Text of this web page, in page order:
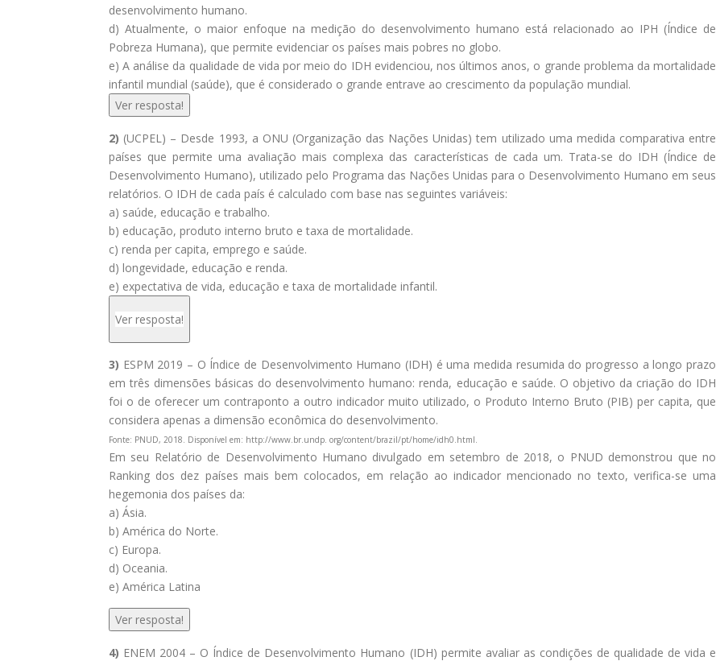
desenvolvimento humano.
d) Atualmente, o maior enfoque na medição do desenvolvimento humano está relacionado ao IPH (Índice de
Pobreza Humana), que permite evidenciar os países mais pobres no globo.
e) A análise da qualidade de vida por meio do IDH evidenciou, nos últimos anos, o grande problema da mortalidade
infantil mundial (saúde), que é considerado o grande entrave ao crescimento da população mundial.
Ver resposta!
2) (UCPEL) – Desde 1993, a ONU (Organização das Nações Unidas) tem utilizado uma medida comparativa entre
países que permite uma avaliação mais complexa das características de cada um. Trata-se do IDH (Índice de
Desenvolvimento Humano), utilizado pelo Programa das Nações Unidas para o Desenvolvimento Humano em seus
relatórios. O IDH de cada país é calculado com base nas seguintes variáveis:
a) saúde, educação e trabalho.
b) educação, produto interno bruto e taxa de mortalidade.
c) renda per capita, emprego e saúde.
d) longevidade, educação e renda.
e) expectativa de vida, educação e taxa de mortalidade infantil.
Ver resposta!
3) ESPM 2019 – O Índice de Desenvolvimento Humano (IDH) é uma medida resumida do progresso a longo prazo
em três dimensões básicas do desenvolvimento humano: renda, educação e saúde. O objetivo da criação do IDH
foi o de oferecer um contraponto a outro indicador muito utilizado, o Produto Interno Bruto (PIB) per capita, que
considera apenas a dimensão econômica do desenvolvimento.
Fonte: PNUD, 2018. Disponível em: http://www.br.undp. org/content/brazil/pt/home/idh0.html.
Em seu Relatório de Desenvolvimento Humano divulgado em setembro de 2018, o PNUD demonstrou que no
Ranking dos dez países mais bem colocados, em relação ao indicador mencionado no texto, verifica-se uma
hegemonia dos países da:
a) Ásia.
b) América do Norte.
c) Europa.
d) Oceania.
e) América Latina
Ver resposta!
4) ENEM 2004 – O Índice de Desenvolvimento Humano (IDH) permite avaliar as condições de qualidade de vida e